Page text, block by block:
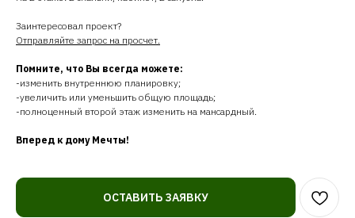
Заинтересовал проект?
Отправляйте запрос на просчет.
Помните, что Вы всегда можете:
-изменить внутреннюю планировку;
-увеличить или уменьшить общую площадь;
-полноценный второй этаж изменить на мансардный.
Вперед к дому Мечты!
ОСТАВИТЬ ЗАЯВКУ